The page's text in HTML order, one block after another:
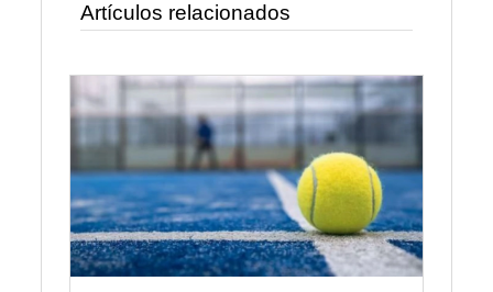
Artículos relacionados